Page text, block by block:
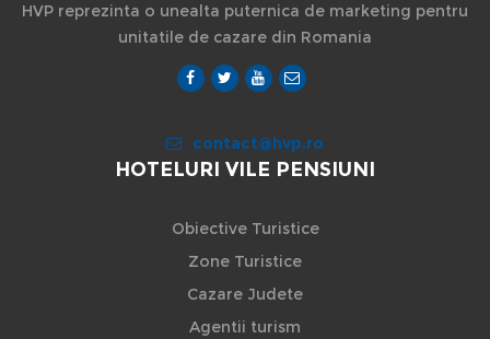
HVP reprezinta o unealta puternica de marketing pentru
unitatile de cazare din Romania
contact@hvp.ro
HOTELURI VILE PENSIUNI
Obiective Turistice
Zone Turistice
Cazare Judete
Agentii turism